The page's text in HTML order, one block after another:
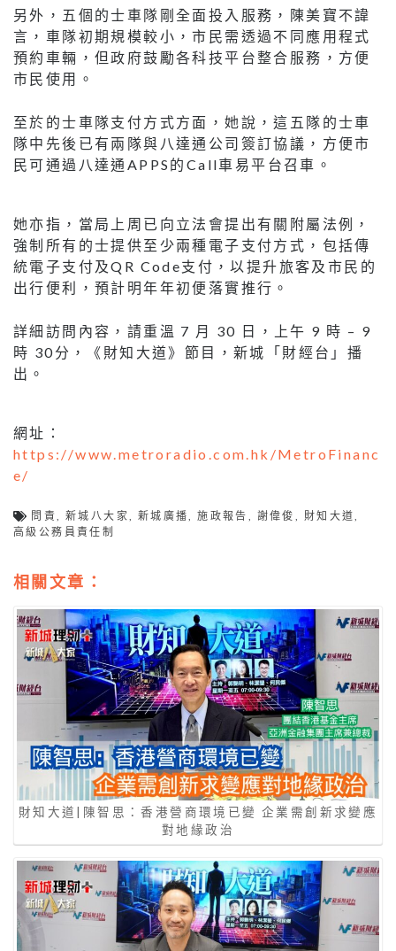
另外，五個的士車隊剛全面投入服務，陳美寶不諱
言，車隊初期規模較小，市民需透過不同應用程式
預約車輛，但政府鼓勵各科技平台整合服務，方便
市民使用。
至於的士車隊支付方式方面，她說，這五隊的士車
隊中先後已有兩隊與八達通公司簽訂協議，方便市
民可通過八達通APPS的Call車易平台召車。
她亦指，當局上周已向立法會提出有關附屬法例，
強制所有的士提供至少兩種電子支付方式，包括傳
統電子支付及QR Code支付，以提升旅客及市民的
出行便利，預計明年年初便落實推行。
詳細訪問內容，請重溫 7 月 30 日，上午 9 時 – 9
時 30分，《財知大道》節目，新城「財經台」播
出。
網址：
https://www.metroradio.com.hk/MetroFinanc
e/
問責 ,新城八大家 新城廣播 ,施政報告 謝偉俊 財知大道
高級公務員責任制
相關文章：
財知大道|陳智思：香港營商環境已變 企業需創新求變應
對地緣政治